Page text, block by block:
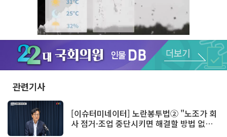
Unmute
관련기사
[이슈터미네이터] 노란봉투법② "노조가 회
사 점거·조업 중단시키면 해결할 방법 없어"